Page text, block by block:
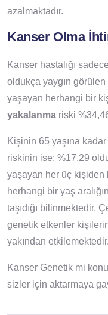
azalmaktadır.
Kanser Olma
Kanser hastalığı
oldukça yaygın
yaşayan herhangi bir
yakalanma riski
Kişinin 65 yaşına
riskinin ise; %17,29
yaşayan her üç kişiden
herhangi bir yaş
taşıdığı bilinmektedir.
genetik etkenler
yakından etkilemektedir.
Kanser Genetik mi
sizler için aktarmaya